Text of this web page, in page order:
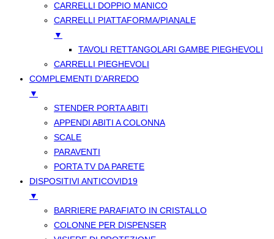
CARRELLI DOPPIO MANICO
CARRELLI PIATTAFORMA/PIANALE
▼
TAVOLI RETTANGOLARI GAMBE PIEGHEVOLI
CARRELLI PIEGHEVOLI
COMPLEMENTI D’ARREDO
▼
STENDER PORTA ABITI
APPENDI ABITI A COLONNA
SCALE
PARAVENTI
PORTA TV DA PARETE
DISPOSITIVI ANTICOVID19
▼
BARRIERE PARAFIATO IN CRISTALLO
COLONNE PER DISPENSER